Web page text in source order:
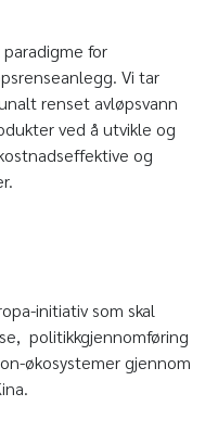
paradigme for
Vi tar
renset avløpsvann
ved å utvikle og
og
initiativ som skal
politikkgjennomføring
økosystemer gjennom